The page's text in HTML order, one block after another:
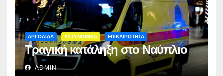
ΑΡΓΟΛΙΔΑ ΑΣΤΥΝΟΜΙΚΑ ΕΠΙΚΑΙΡΟΤΗΤΑ
Τραγική κατάληξη στο Ναύπλιο
ADMIN